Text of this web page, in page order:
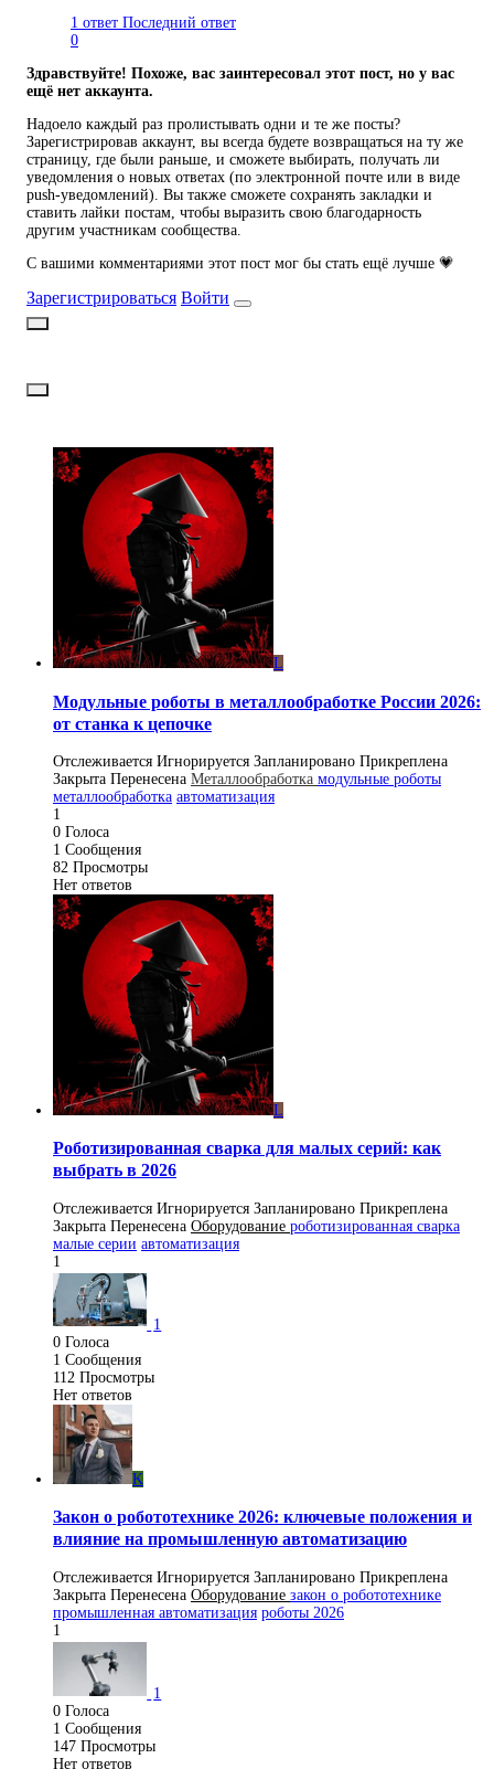
1 ответ Последний ответ
0
Здравствуйте! Похоже, вас заинтересовал этот пост, но у вас
ещё нет аккаунта.
Надоело каждый раз пролистывать одни и те же посты?
Зарегистрировав аккаунт, вы всегда будете возвращаться на ту же
страницу, где были раньше, и сможете выбирать, получать ли
уведомления о новых ответах (по электронной почте или в виде
push-уведомлений). Вы также сможете сохранять закладки и
ставить лайки постам, чтобы выразить свою благодарность
другим участникам сообщества.
С вашими комментариями этот пост мог бы стать ещё лучше 💗
Зарегистрироваться Войти
L
Модульные роботы в металлообработке России 2026:
от станка к цепочке
Отслеживается Игнорируется Запланировано Прикреплена
Закрыта Перенесена Металлообработка модульные роботы
металлообработка автоматизация
1
0 Голоса
1 Сообщения
82 Просмотры
Нет ответов
L
Роботизированная сварка для малых серий: как
выбрать в 2026
Отслеживается Игнорируется Запланировано Прикреплена
Закрыта Перенесена Оборудование роботизированная сварка
малые серии автоматизация
1
1
0 Голоса
1 Сообщения
112 Просмотры
Нет ответов
K
Закон о робототехнике 2026: ключевые положения и
влияние на промышленную автоматизацию
Отслеживается Игнорируется Запланировано Прикреплена
Закрыта Перенесена Оборудование закон о робототехнике
промышленная автоматизация роботы 2026
1
1
0 Голоса
1 Сообщения
147 Просмотры
Нет ответов